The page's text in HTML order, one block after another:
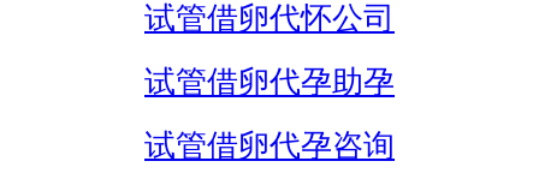
试管借卵代怀公司
试管借卵代孕助孕
试管借卵代孕咨询